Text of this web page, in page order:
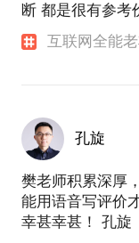
断 都是很有参考
互联网全能
孔旋
樊老师积累深厚
能用语音写评价
幸甚幸甚！ 孔旋